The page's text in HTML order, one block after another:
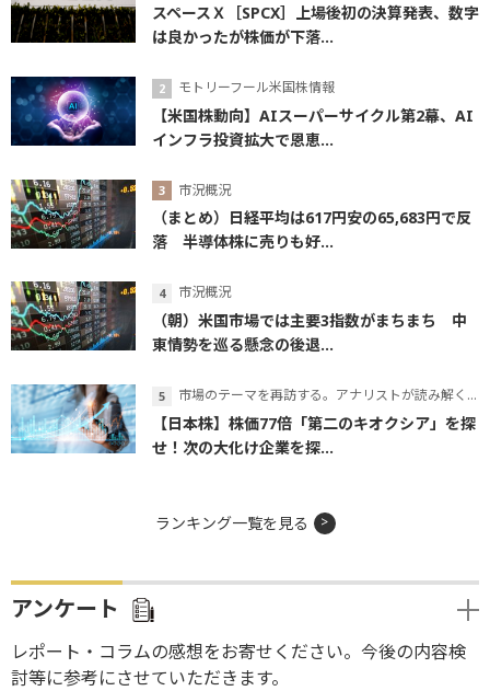
スペースＸ［SPCX］上場後初の決算発表、数字
は良かったが株価が下落...
モトリーフール米国株情報
【米国株動向】AIスーパーサイクル第2幕、AI
インフラ投資拡大で恩恵...
市況概況
（まとめ）日経平均は617円安の65,683円で反
落 半導体株に売りも好...
市況概況
（朝）米国市場では主要3指数がまちまち 中
東情勢を巡る懸念の後退...
市場のテーマを再訪する。アナリストが読み解くテーマの本質
【日本株】株価77倍「第二のキオクシア」を探
せ！次の大化け企業を探...
ランキング一覧を見る
アンケート
レポート・コラムの感想をお寄せください。今後の内容検
討等に参考にさせていただきます。